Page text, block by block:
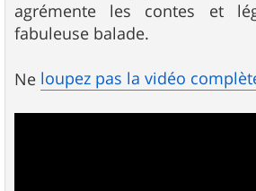
agrémente les contes et
fabuleuse balade.
Ne loupez pas la vidéo